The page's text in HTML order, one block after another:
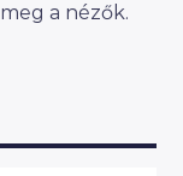
a nézők.